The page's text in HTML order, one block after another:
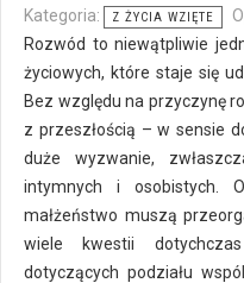
Kategoria: Z ŻYCIA WZIĘTE
Rozwód to niewątpliwie
życiowych, które staje się
Bez względu na przyczynę
z przeszłością – w sensie
duże wyzwanie,
intymnych i osobistych.
małżeństwo muszą
wiele kwestii
dotyczących podziału